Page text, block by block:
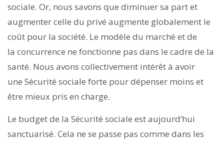
sociale. Or, nous savons que diminuer sa part et
augmenter celle du privé augmente globalement le
coût pour la société. Le modèle du marché et de
la concurrence ne fonctionne pas dans le cadre de la
santé. Nous avons collectivement intérêt à avoir
une Sécurité sociale forte pour dépenser moins et
être mieux pris en charge.
Le budget de la Sécurité sociale est aujourd’hui
sanctuarisé. Cela ne se passe pas comme dans les